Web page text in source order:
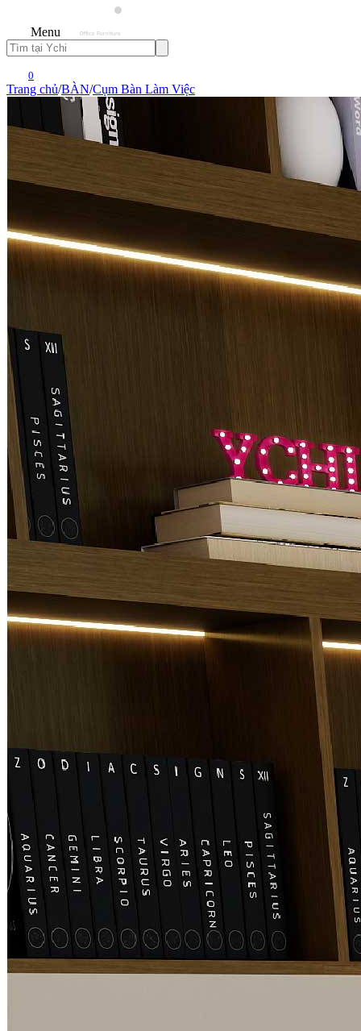
Menu
0
Trang chủ/BÀN/Cụm Bàn Làm Việc